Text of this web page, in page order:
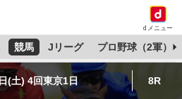
dメニュー
競馬 Jリーグ プロ野球（2軍）
(土) 4回東京1日 8R